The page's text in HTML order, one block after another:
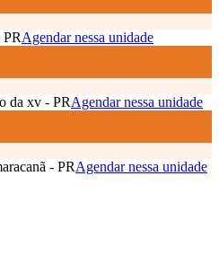
Agendar nessa unidade
da xv - PRAgendar nessa unidade
- PRAgendar nessa unidade